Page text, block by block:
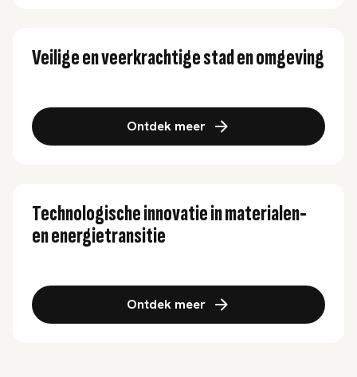
Veilige en veerkrachtige stad en omgeving
Ontdek meer
Technologische innovatie in materialen-
en energietransitie
Ontdek meer